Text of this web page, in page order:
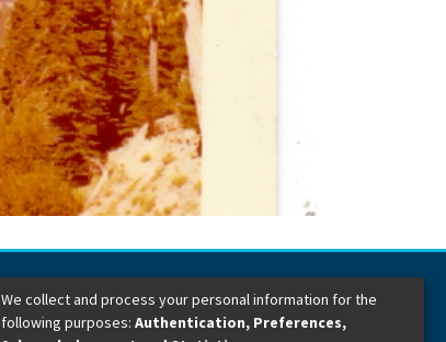
Dirección General de Bibliotecas
We collect and process your personal information for the
following purposes: Authentication, Preferences,